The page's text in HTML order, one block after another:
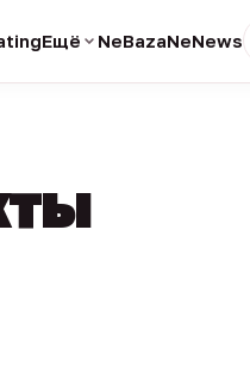
Ещё NeBazaNeNews